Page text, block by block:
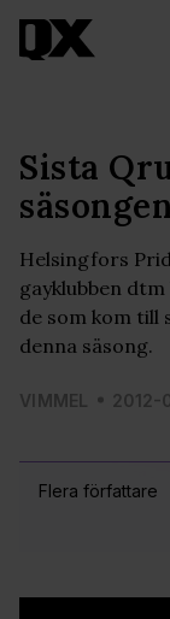
Flera författare
Sista
Helsingfors
gayklubben
de som kom till
denna säsong.
VIMMEL 2012-